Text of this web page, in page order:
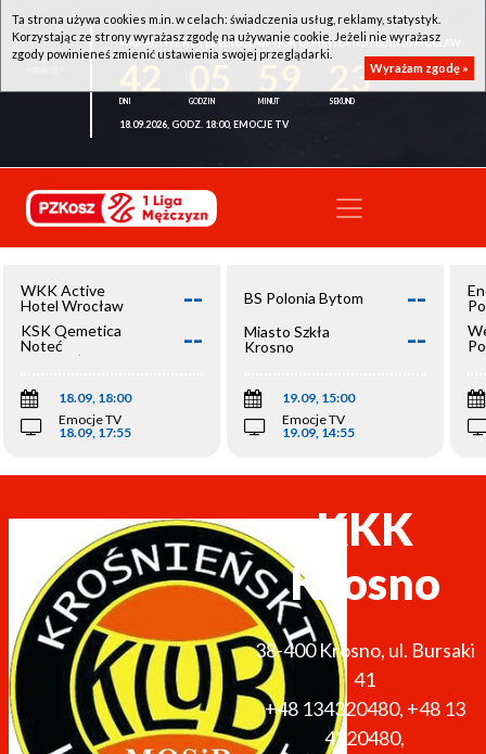
WKK ACTIVE HOTEL WROCŁAW - KSK QEMETICA NOTEĆ INOWROCŁAW
23
18.09.2026, GODZ. 18:00, EMOCJE TV
WKK Active
Hotel Wrocław
--
KSK Qemetica
Noteć
Inowrocław
--
18.09, 18:00
Emocje TV
18.09, 17:55
BS Polonia Bytom --
Miasto Szkła
Krosno
--
19.09, 15:00
Emocje TV
19.09, 14:55
KKK
Krosno
38-400 Krosno, ul. Bursaki
41
+48 134320480, +48 13
4320480,
Ta strona używa cookies m.in. w celach: świadczenia usług, reklamy, statystyk.
Korzystając ze strony wyrażasz zgodę na używanie cookie. Jeżeli nie wyrażasz
zgody powinieneś zmienić ustawienia swojej przeglądarki.
Wyrażam zgodę »